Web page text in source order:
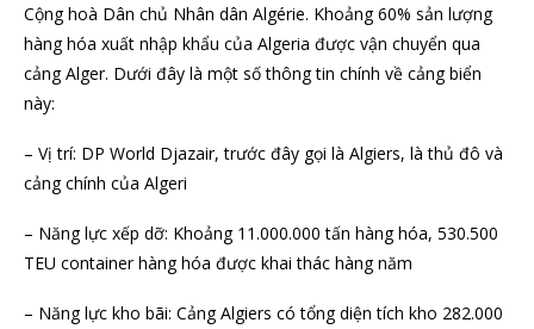
Cộng hoà Dân chủ Nhân dân Algérie. Khoảng 60% sản lượng
hàng hóa xuất nhập khẩu của Algeria được vận chuyển qua
cảng Alger. Dưới đây là một số thông tin chính về cảng biển
này:
– Vị trí: DP World Djazair, trước đây gọi là Algiers, là thủ đô và
cảng chính của Algeri
– Năng lực xếp dỡ: Khoảng 11.000.000 tấn hàng hóa, 530.500
TEU container hàng hóa được khai thác hàng năm
– Năng lực kho bãi: Cảng Algiers có tổng diện tích kho 282.000